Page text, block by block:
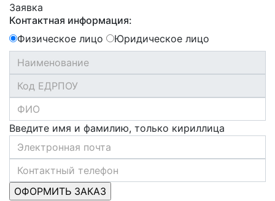
Заявка
Контактная информация:
Физическое лицо
Юридическое лицо
Введите имя и фамилию, только кириллица